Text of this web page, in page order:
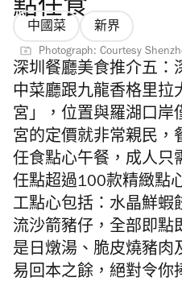
點任食
中國菜 新界
Photograph: Courtesy
深圳餐廳美食推介五：
中菜廳跟九龍香格里拉
宮」，位置與羅湖口岸
宮的定價就非常親民，
任食點心午餐，成人只
任點超過100款精緻點
工點心包括：水晶鮮蝦
流沙箭豬仔，全部即點
是日燉湯、脆皮燒豬肉
易回本之餘，絕對令你